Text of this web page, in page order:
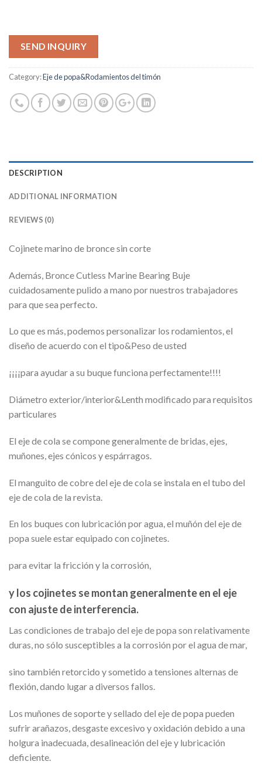
SEND INQUIRY
Category:Eje de popa&Rodamientos del timón
DESCRIPTION
ADDITIONAL INFORMATION
REVIEWS (0)
Cojinete marino de bronce sin corte
Además, Bronce Cutless Marine Bearing Buje
cuidadosamente pulido a mano por nuestros trabajadores
para que sea perfecto.
Lo que es más, podemos personalizar los rodamientos, el
diseño de acuerdo con el tipo&Peso de usted
¡¡¡¡para ayudar a su buque funciona perfectamente!!!!
Diámetro exterior/interior&Lenth modificado para requisitos
particulares
El eje de cola se compone generalmente de bridas, ejes,
muñones, ejes cónicos y espárragos.
El manguito de cobre del eje de cola se instala en el tubo del
eje de cola de la revista.
En los buques con lubricación por agua, el muñón del eje de
popa suele estar equipado con cojinetes.
para evitar la fricción y la corrosión,
y los cojinetes se montan generalmente en el eje
con ajuste de interferencia.
Las condiciones de trabajo del eje de popa son relativamente
duras, no sólo susceptibles a la corrosión por el agua de mar,
sino también retorcido y sometido a tensiones alternas de
flexión, dando lugar a diversos fallos.
Los muñones de soporte y sellado del eje de popa pueden
sufrir arañazos, desgaste excesivo y oxidación debido a una
holgura inadecuada, desalineación del eje y lubricación
deficiente.